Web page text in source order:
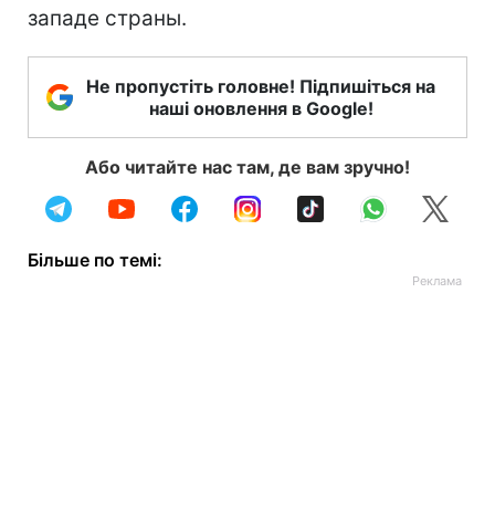
западе страны.
Не пропустіть головне! Підпишіться на
наші оновлення в Google!
Або читайте нас там, де вам зручно!
Більше по темі: